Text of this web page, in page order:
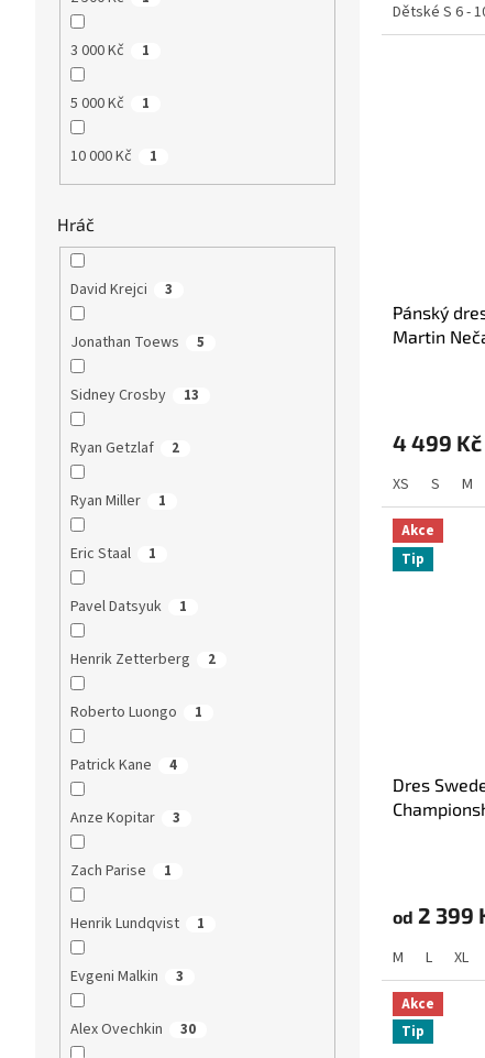
3 000 Kč 1
5 000 Kč 1
10 000 Kč 1
Hráč
David Krejci 3
Jonathan Toews 5
Sidney Crosby 13
Ryan Getzlaf 2
Ryan Miller 1
Eric Staal 1
Pavel Datsyuk 1
Henrik Zetterberg 2
Roberto Luongo 1
Patrick Kane 4
Anze Kopitar 3
Zach Parise 1
Henrik Lundqvist 1
Evgeni Malkin 3
Alex Ovechkin 30
Dětské S 6 -
Pánský
Martin
4 499 Kč
XS S M
Akce
Tip
Dres
od 2 399
M L XL
Akce
Tip